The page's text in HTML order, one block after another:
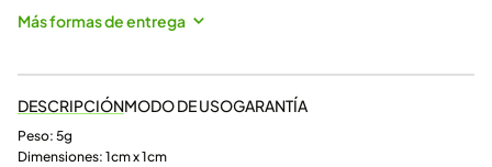
Más formas de entrega
DESCRIPCIÓNMODO DE USOGARANTÍA
Peso: 5g
Dimensiones: 1cm x 1cm